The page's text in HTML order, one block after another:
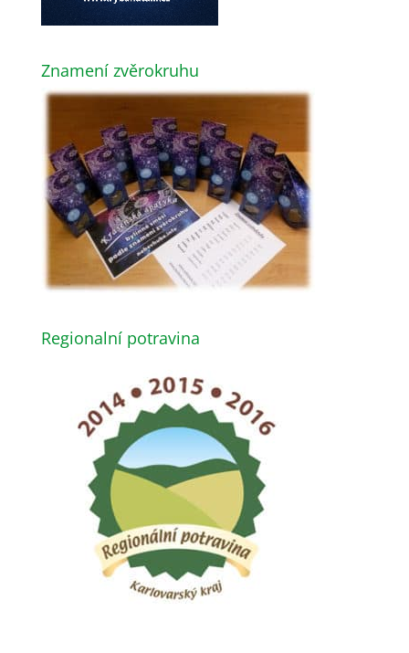
Znamení zvěrokruhu
Regionalní potravina